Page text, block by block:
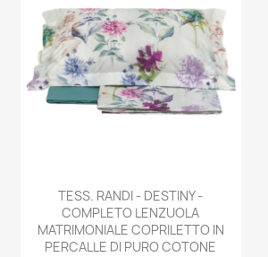
Anteprima
TESS. RANDI - DESTINY -
COMPLETO LENZUOLA
MATRIMONIALE COPRILETTO IN
PERCALLE DI PURO COTONE